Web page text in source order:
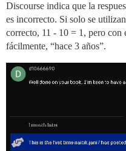
Discourse indica que la
es incorrecto. Si solo se
correcto, 11 - 10 = 1, pero con
fácilmente, “hace 3 años”.